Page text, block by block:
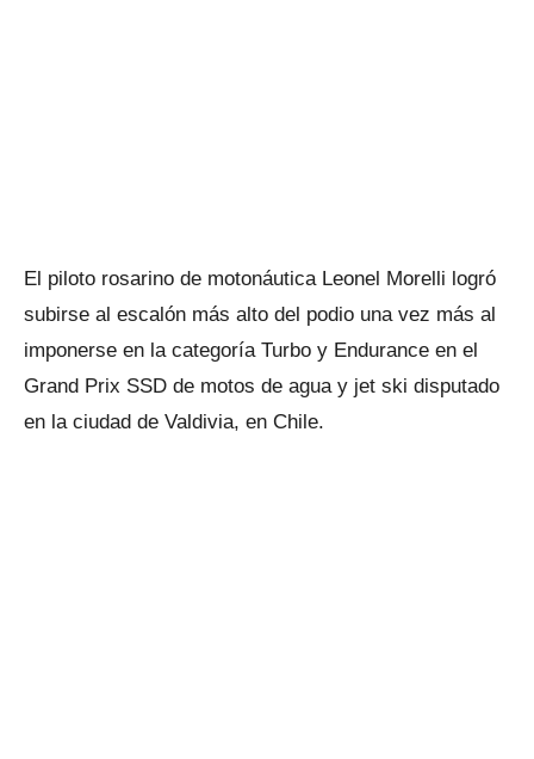
El piloto rosarino de motonáutica Leonel Morelli logró
subirse al escalón más alto del podio una vez más al
imponerse en la categoría Turbo y Endurance en el
Grand Prix SSD de motos de agua y jet ski disputado
en la ciudad de Valdivia, en Chile.